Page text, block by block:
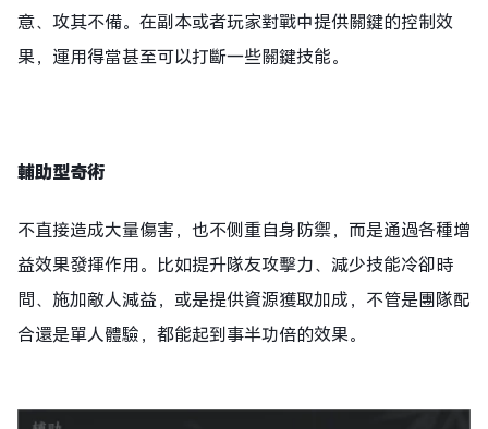
意、攻其不備。在副本或者玩家對戰中提供關鍵的控制效
果，運用得當甚至可以打斷一些關鍵技能。
輔助型奇術
不直接造成大量傷害，也不侧重自身防禦，而是通過各種增
益效果發揮作用。比如提升隊友攻擊力、減少技能冷卻時
間、施加敵人減益，或是提供資源獲取加成，不管是團隊配
合還是單人體驗，都能起到事半功倍的效果。